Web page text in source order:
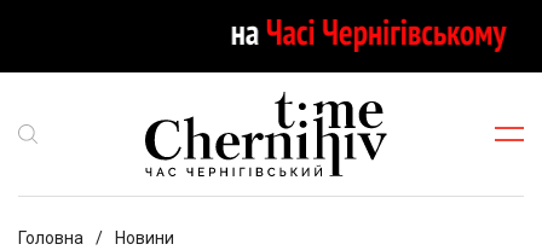
Головна
Новини